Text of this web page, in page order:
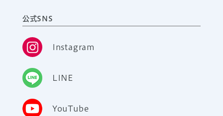
公式SNS
Instagram
LINE
YouTube